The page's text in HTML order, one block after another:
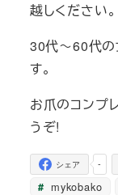
越しください。
30代～60代
す。
お爪のコンプ
うぞ!
-
シェア
mykobako